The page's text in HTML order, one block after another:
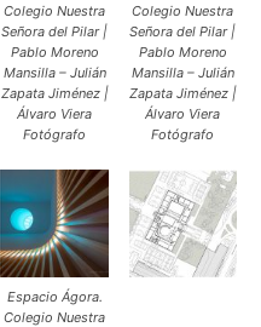
Colegio Nuestra
Señora del Pilar |
Pablo Moreno
Mansilla – Julián
Zapata Jiménez |
Álvaro Viera
Fotógrafo
Colegio Nuestra
Señora del Pilar |
Pablo Moreno
Mansilla – Julián
Zapata Jiménez |
Álvaro Viera
Fotógrafo
Espacio Ágora.
Colegio Nuestra